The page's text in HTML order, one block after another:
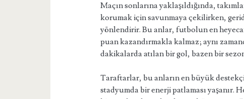
Maçın sonlarına yaklaşıldığında,
korumak için savunmaya çekilirken,
yönlendirir. Bu anlar, futbolun en
puan kazandırmakla kalmaz; aynı
dakikalarda atılan bir gol, bazen bir
Taraftarlar, bu anların en büyük
stadyumda bir enerji patlaması yaşanır.